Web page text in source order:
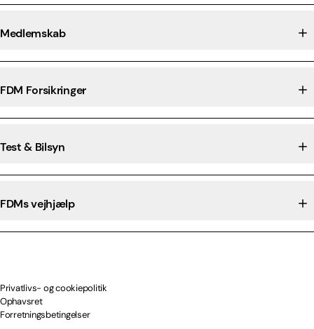
Medlemskab
FDM Forsikringer
Test & Bilsyn
FDMs vejhjælp
Privatlivs- og cookiepolitik
Ophavsret
Forretningsbetingelser